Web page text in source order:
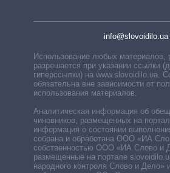
info@slovoidilo.ua
Использование любых материалов,
разрешается при указании ссылки
гиперссылки) на www.slovoidilo.ua.
обязательна вне зависимости от
использования материалов.
Аналитическая информация об
чиновников, размещенных на
информация о состоянии
собрана и обработана ООО «ИА
собственностью ООО «ИА Слово и
размещенные на портале
народного контроля Слово и Дело»